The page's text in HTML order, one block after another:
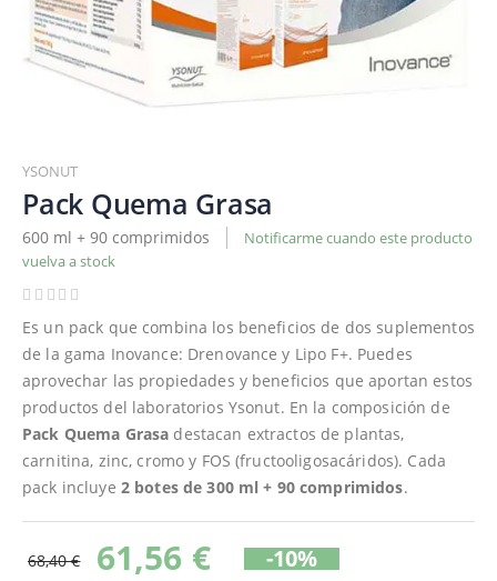
al
comienzo
de
la
galería
de
YSONUT
Pack Quema Grasa
600 ml + 90 comprimidos
Notificarme cuando este producto
vuelva a stock
Es un pack que combina los beneficios de dos suplementos
de la gama Inovance: Drenovance y Lipo F+. Puedes
aprovechar las propiedades y beneficios que aportan estos
productos del laboratorios Ysonut. En la composición de
Pack Quema Grasa destacan extractos de plantas,
carnitina, zinc, cromo y FOS (fructooligosacáridos). Cada
pack incluye 2 botes de 300 ml + 90 comprimidos.
68,40 € 61,56 € -10%